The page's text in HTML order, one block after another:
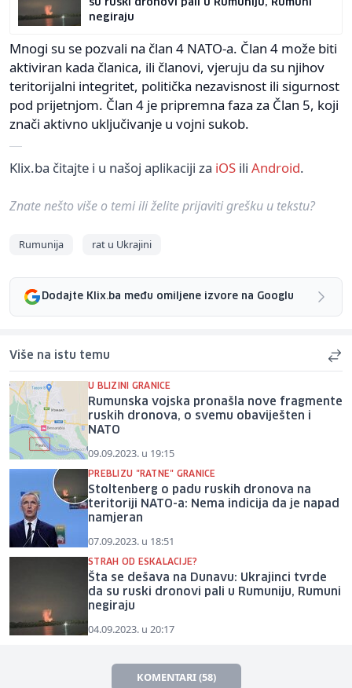
negiraju
Mnogi su se pozvali na član 4 NATO-a. Član 4 može biti
aktiviran kada članica, ili članovi, vjeruju da su njihov
teritorijalni integritet, politička nezavisnost ili sigurnost
pod prijetnjom. Član 4 je pripremna faza za Član 5, koji
znači aktivno uključivanje u vojni sukob.
Klix.ba čitajte i u našoj aplikaciji za iOS ili Android.
Znate nešto više o temi ili želite prijaviti grešku u tekstu?
Rumunija rat u Ukrajini
Dodajte Klix.ba među omiljene izvore na Googlu
Više na istu temu
U BLIZINI GRANICE
Rumunska vojska pronašla nove fragmente
ruskih dronova, o svemu obaviješten i
NATO
09.09.2023. u 19:15
PREBLIZU "RATNE" GRANICE
Stoltenberg o padu ruskih dronova na
teritoriji NATO-a: Nema indicija da je napad
namjeran
07.09.2023. u 18:51
STRAH OD ESKALACIJE?
Šta se dešava na Dunavu: Ukrajinci tvrde
da su ruski dronovi pali u Rumuniju, Rumuni
negiraju
04.09.2023. u 20:17
KOMENTARI (58)